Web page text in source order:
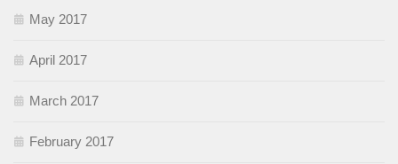
May 2017
April 2017
March 2017
February 2017